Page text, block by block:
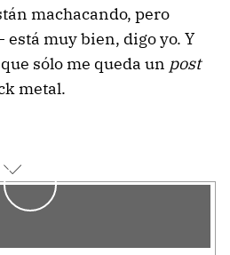
machacando, pero
está muy bien, digo yo. Y
sólo me queda un post
metal.